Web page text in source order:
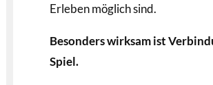
Erleben möglich sind.
Besonders wirksam ist
Spiel.